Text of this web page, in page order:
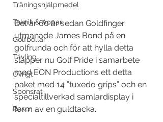
Träningshjälpmedel
Teknik & Appar
Golfbollar
Tävling
Övrigt
Sponsrat
Resor
Det är 60 år sedan Goldfinger
utmanade James Bond på en
golfrunda och för att hylla detta
släpper nu Golf Pride i samarbete
med EON Productions ett detta
paket med 14 ”tuxedo grips” och en
specialtillverkad samlardisplay i
form av en guldtacka.